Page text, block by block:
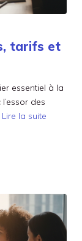
tarifs et
essentiel à la
des
Lire la suite